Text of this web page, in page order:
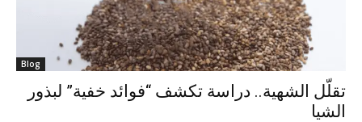
Blog
تقلّل الشهية.. دراسة تكشف “فوائد خفية” لبذور
الشيا